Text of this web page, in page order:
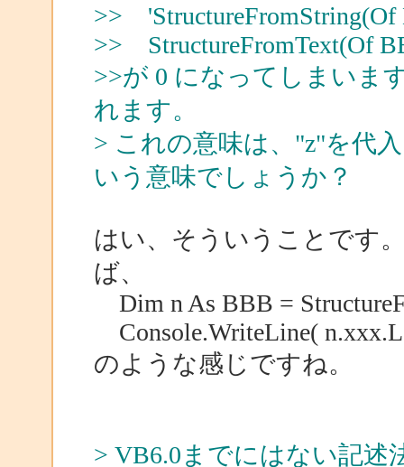
>> 'StructureFromString(Of
>> StructureFromText(Of
>>が 0 になってしまいま
れます。
> これの意味は、"z"を代
いう意味でしょうか？
はい、そういうことです
ば、
Dim n As BBB =
Console.WriteLine(
のような感じですね。
> VB6.0までにはない記述